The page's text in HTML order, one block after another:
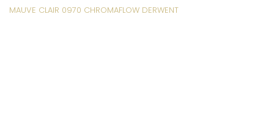
MAUVE CLAIR 0970 CHROMAFLOW DERWENT